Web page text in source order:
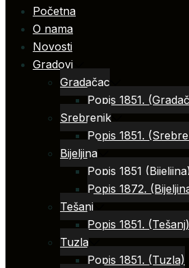
Početna
O nama
Novosti
Gradovi
Gradačac
Popis 1851.
Srebrenik
Popis 1851.
Bijeljina
Popis 1851
Popis 1872.
Tešanj
Popis 1851. (Tešanj)
Tuzla
Popis 1851. (Tuzla)